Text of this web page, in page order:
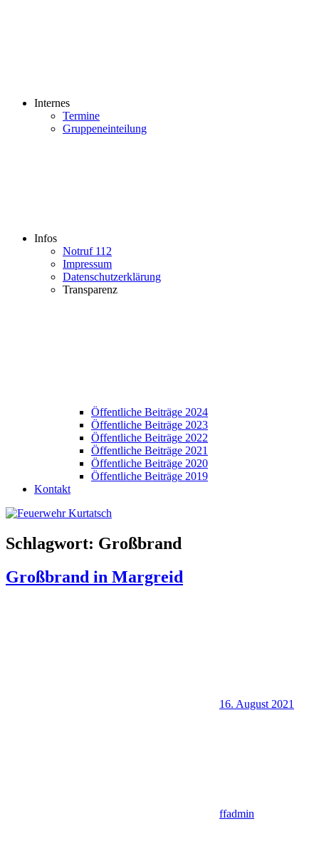
Internes
Termine
Gruppeneinteilung
Infos
Notruf 112
Impressum
Datenschutzerklärung
Transparenz
Öffentliche Beiträge 2024
Öffentliche Beiträge 2023
Öffentliche Beiträge 2022
Öffentliche Beiträge 2021
Öffentliche Beiträge 2020
Öffentliche Beiträge 2019
Kontakt
Schlagwort: Großbrand
Großbrand in Margreid
16. August 2021
ffadmin